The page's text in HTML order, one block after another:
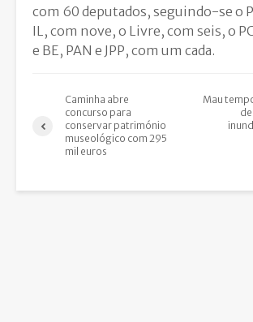
com 60 deputados, seguindo-se o
IL, com nove, o Livre, com seis, o
e BE, PAN e JPP, com um cada.
Caminha abre
concurso para
conservar património
museológico com 295
mil euros
Mau